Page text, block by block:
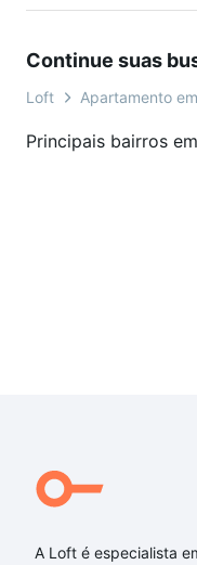
Continue suas
Loft Apartamento
A Loft é especialista